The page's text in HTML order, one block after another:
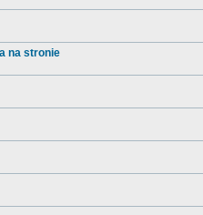
na stronie